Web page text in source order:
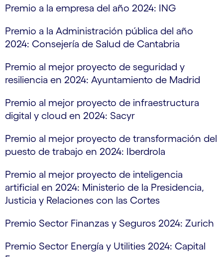
Premio a la empresa del año 2024: ING
Premio a la Administración pública del año
2024: Consejería de Salud de Cantabria
Premio al mejor proyecto de seguridad y
resiliencia en 2024: Ayuntamiento de Madrid
Premio al mejor proyecto de infraestructura
digital y cloud en 2024: Sacyr
Premio al mejor proyecto de transformación del
puesto de trabajo en 2024: Iberdrola
Premio al mejor proyecto de inteligencia
artificial en 2024: Ministerio de la Presidencia,
Justicia y Relaciones con las Cortes
Premio Sector Finanzas y Seguros 2024: Zurich
Premio Sector Energía y Utilities 2024: Capital